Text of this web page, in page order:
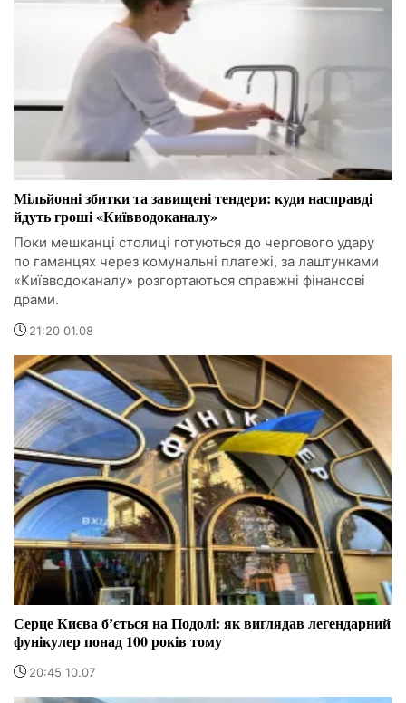
Мільйонні збитки та завищені тендери: куди насправді
йдуть гроші «Київводоканалу»
Поки мешканці столиці готуються до чергового удару
по гаманцях через комунальні платежі, за лаштунками
«Київводоканалу» розгортаються справжні фінансові
драми.
21:20 01.08
Серце Києва бʼється на Подолі: як виглядав легендарний
фунікулер понад 100 років тому
20:45 10.07